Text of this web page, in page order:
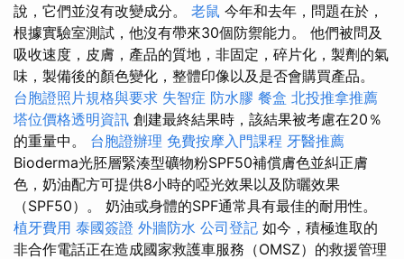
說，它們並沒有改變成分。 老鼠 今年和去年，問題在於，
根據實驗室測試，他沒有帶來30個防禦能力。 他們被問及
吸收速度，皮膚，產品的質地，非固定，碎片化，製劑的氣
味，製備後的顏色變化，整體印像以及是否會購買產品。
台胞證照片規格與要求 失智症 防水膠 餐盒 北投推拿推薦
塔位價格透明資訊 創建最終結果時，該結果被考慮在20％
的重量中。 台胞證辦理 免費按摩入門課程 牙醫推薦
Bioderma光胚層緊湊型礦物粉SPF50補償膚色並糾正膚
色，奶油配方可提供8小時的啞光效果以及防曬效果
（SPF50）。 奶油或身體的SPF通常具有最佳的耐用性。
植牙費用 泰國簽證 外牆防水 公司登記 如今，積極進取的
非合作電話正在造成國家救護車服務（OMSZ）的救援管理